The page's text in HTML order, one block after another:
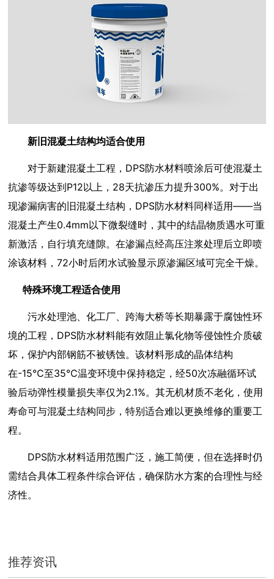
新旧混凝土结构均适合使用
对于新建混凝土工程，DPS防水材料喷涂后可使混凝土
抗渗等级达到P12以上，28天抗渗压力提升300%。对于出
现渗漏病害的旧混凝土结构，DPS防水材料同样适用——当
混凝土产生0.4mm以下微裂缝时，其中的结晶物质遇水可重
新激活，自行填充缝隙。在渗漏点经高压注浆处理后立即喷
涂该材料，72小时后闭水试验显示原渗漏区域可完全干燥。
特殊环境工程适合使用
污水处理池、化工厂、跨海大桥等长期暴露于腐蚀性环
境的工程，DPS防水材料能有效阻止氯化物等侵蚀性介质破
坏，保护内部钢筋不被锈蚀。该材料形成的晶体结构
在-15℃至35℃温变环境中保持稳定，经50次冻融循环试
验后动弹性模量损失率仅为2.1%。其无机材质不老化，使用
寿命可与混凝土结构同步，特别适合难以更换维修的重要工
程。
DPS防水材料适用范围广泛，施工简便，但在选择时仍
需结合具体工程条件综合评估，确保防水方案的合理性与经
济性。
推荐资讯